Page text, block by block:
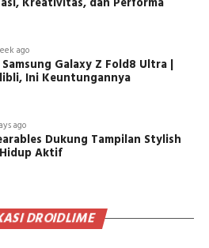
Kreativitas, dan Performa
ago
Galaxy Z Fold8 Ultra |
Ini Keuntungannya
ago
Dukung Tampilan Stylish
Aktif
DROIDLIME